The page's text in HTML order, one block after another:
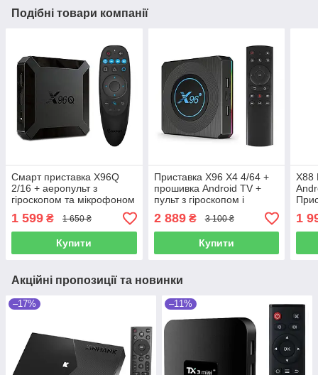
Подібні товари компанії
Смарт приставка X96Q
2/16 + аеропульт з
гіроскопом та мікрофоном
і 4 програмованими іч
кнопками
1 599 ₴ 1 650 ₴
Купити
Приставка X96 X4 4/64 +
прошивка Android TV +
пульт з гіроскопом і
мікрофоном
2 889₴ 3 100 ₴
Купити
X88
1
Акційні пропозиції та новинки
–17% –11%